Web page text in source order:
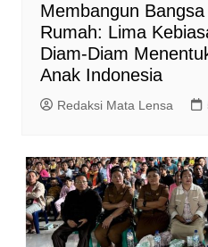
Membangun
Rumah: Lima
Diam-Diam
Anak Indonesia
Redaksi Mata Lensa